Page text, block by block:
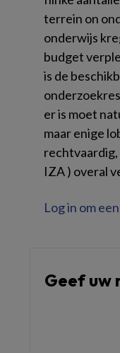
terrein on
onderwijs
budget
is de
er is moet
maar enige
rechtvaardig,
IZA ) overal
Log in om
Geef uw